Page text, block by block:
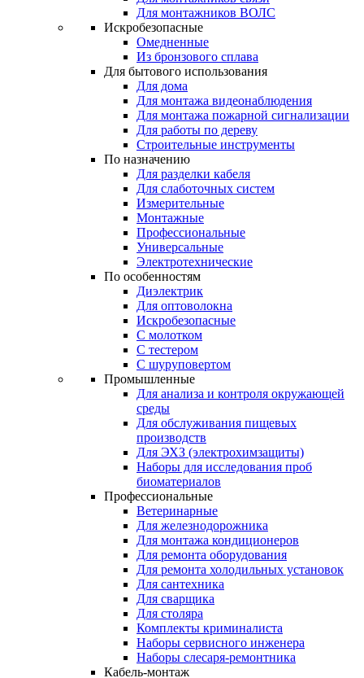
Для монтажников ВОЛС
Искробезопасные
Омедненные
Из бронзового сплава
Для бытового использования
Для дома
Для монтажа видеонаблюдения
Для монтажа пожарной сигнализации
Для работы по дереву
Строительные инструменты
По назначению
Для разделки кабеля
Для слаботочных систем
Измерительные
Монтажные
Профессиональные
Универсальные
Электротехнические
По особенностям
Диэлектрик
Для оптоволокна
Искробезопасные
С молотком
С тестером
С шуруповертом
Промышленные
Для анализа и контроля окружающей
среды
Для обслуживания пищевых
производств
Для ЭХЗ (электрохимзащиты)
Наборы для исследования проб
биоматериалов
Профессиональные
Ветеринарные
Для железнодорожника
Для монтажа кондиционеров
Для ремонта оборудования
Для ремонта холодильных установок
Для сантехника
Для сварщика
Для столяра
Комплекты криминалиста
Наборы сервисного инженера
Наборы слесаря-ремонтника
Кабель-монтаж